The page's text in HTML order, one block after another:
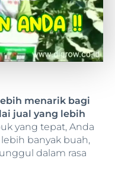
menarik bagi
jual yang lebih
yang tepat, Anda
banyak buah,
dalam rasa